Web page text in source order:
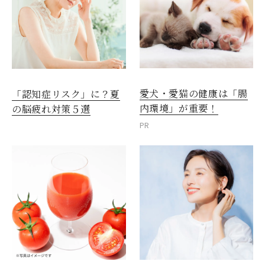
「認知症リスク」に？夏
の脳疲れ対策５選
愛犬・愛猫の健康は「腸
内環境」が重要！
PR